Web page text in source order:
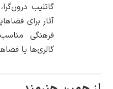
گاتلیب
آثار برای
فرهنگی
گالری‌ها یا